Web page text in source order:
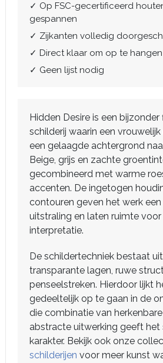
✓ Op FSC-gecertificeerd
gespannen
✓ Zijkanten volledig
✓ Direct klaar om op te hangen
✓ Geen lijst nodig
Hidden Desire is een
schilderij waarin een
een gelaagde achtergrond
Beige, grijs en zachte
gecombineerd met warme
accenten. De ingetogen
contouren geven het werk
uitstraling en laten ruimte voor
interpretatie.
De schildertechniek bestaat
transparante lagen, ruwe
penseelstreken. Hierdoor lijkt
gedeeltelijk op te gaan in de
die combinatie van
abstracte uitwerking geeft het
karakter. Bekijk ook onze
schilderijen voor meer kunst